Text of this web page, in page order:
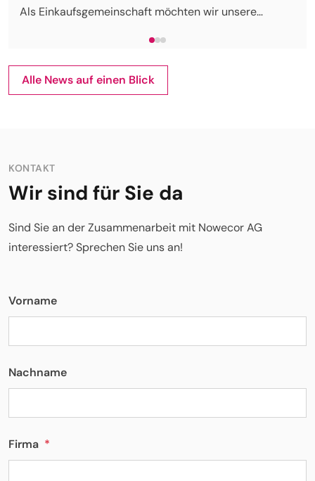
Als Einkaufsgemeinschaft möchten wir unsere
Alle News auf einen Blick
KONTAKT
Wir sind für Sie da
Sind Sie an der Zusammenarbeit mit Nowecor AG
interessiert? Sprechen Sie uns an!
Vorname
Nachname
Firma *